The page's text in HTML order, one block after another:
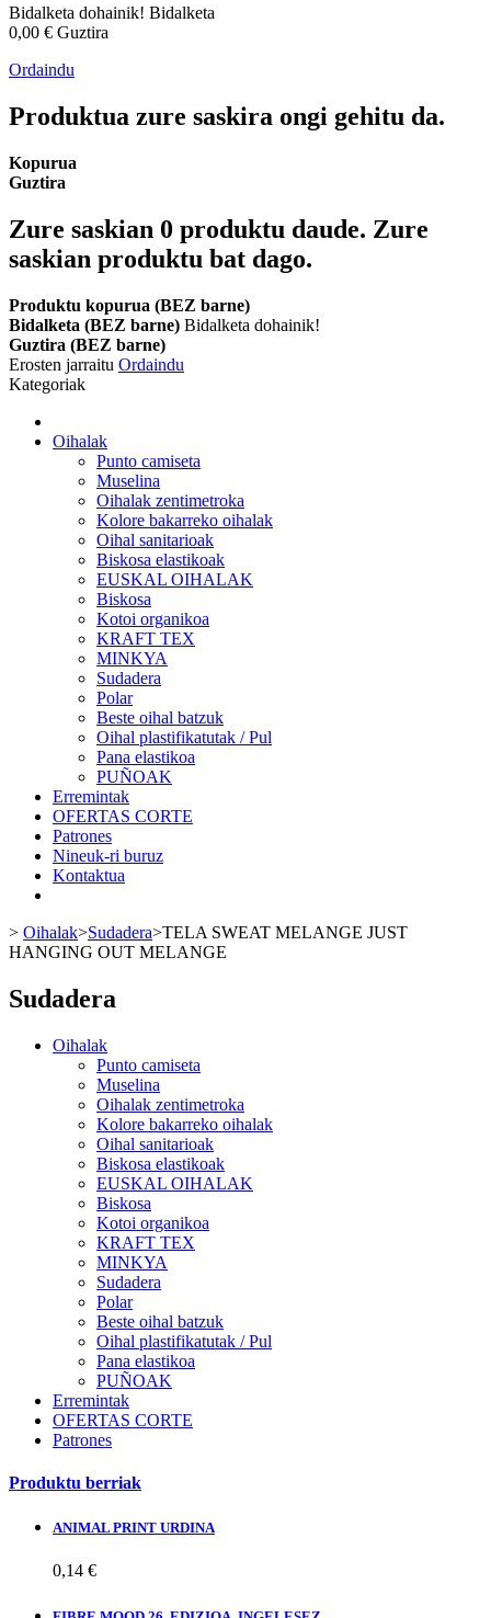
Bidalketa dohainik! Bidalketa
0,00 € Guztira
Ordaindu
Produktua zure saskira ongi gehitu da.
Kopurua
Guztira
Zure saskian 0 produktu daude. Zure
saskian produktu bat dago.
Produktu kopurua (BEZ barne)
Bidalketa (BEZ barne) Bidalketa dohainik!
Guztira (BEZ barne)
Erosten jarraitu Ordaindu
Kategoriak
Oihalak
Punto camiseta
Muselina
Oihalak zentimetroka
Kolore bakarreko oihalak
Oihal sanitarioak
Biskosa elastikoak
EUSKAL OIHALAK
Biskosa
Kotoi organikoa
KRAFT TEX
MINKYA
Sudadera
Polar
Beste oihal batzuk
Oihal plastifikatutak / Pul
Pana elastikoa
PUÑOAK
Erremintak
OFERTAS CORTE
Patrones
Nineuk-ri buruz
Kontaktua
> Oihalak>Sudadera>TELA SWEAT MELANGE JUST
HANGING OUT MELANGE
Sudadera
Oihalak
Punto camiseta
Muselina
Oihalak zentimetroka
Kolore bakarreko oihalak
Oihal sanitarioak
Biskosa elastikoak
EUSKAL OIHALAK
Biskosa
Kotoi organikoa
KRAFT TEX
MINKYA
Sudadera
Polar
Beste oihal batzuk
Oihal plastifikatutak / Pul
Pana elastikoa
PUÑOAK
Erremintak
OFERTAS CORTE
Patrones
Produktu berriak
ANIMAL PRINT URDINA
0,14 €